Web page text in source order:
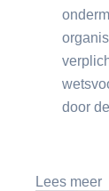
door
Lees meer